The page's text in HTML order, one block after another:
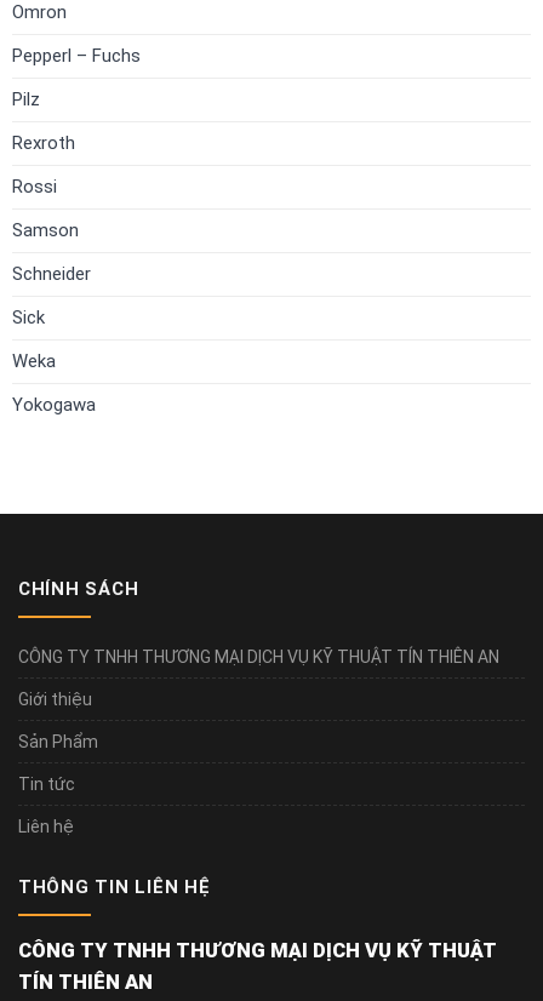
Omron
Pepperl – Fuchs
Pilz
Rexroth
Rossi
Samson
Schneider
Sick
Weka
Yokogawa
CHÍNH SÁCH
CÔNG TY TNHH THƯƠNG MẠI DỊCH VỤ KỸ THUẬT TÍN THIÊN AN
Giới thiệu
Sản Phẩm
Tin tức
Liên hệ
THÔNG TIN LIÊN HỆ
CÔNG TY TNHH THƯƠNG MẠI DỊCH VỤ KỸ THUẬT
TÍN THIÊN AN